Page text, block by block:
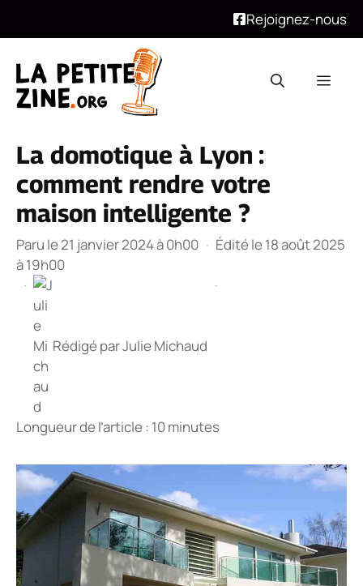
Rejoignez-nous
contenu
La domotique à Lyon :
comment rendre votre
maison intelligente ?
Paru le 21 janvier 2024 à 0h00 · Édité le 18 août 2025
à 19h00
·
Rédigé parJulie Michaud
·
Longueur de l’article : 10 minutes